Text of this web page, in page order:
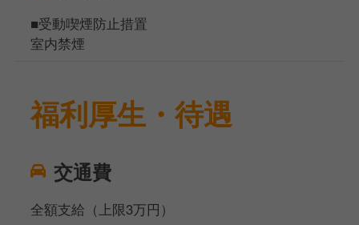
■受動喫煙防止措置
室内禁煙
福利厚生・待遇
交通費
全額支給（上限3万円）